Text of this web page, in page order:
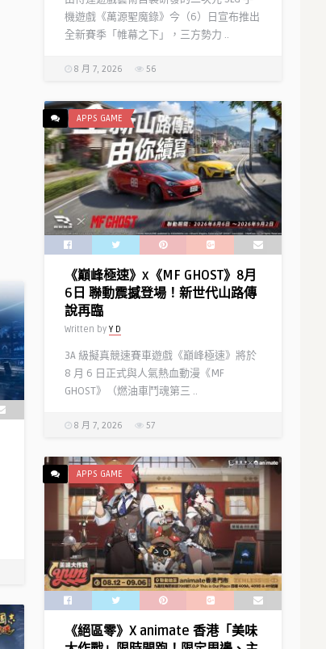
機遊戲《萬源聖魔錄》今（6）日宣布推出
全新賽季「帷幕之下」，三方勢力 ..
8 月 7, 2026 56
APPS GAME
《巔峰極速》x《MF GHOST》8月
6日 聯動震撼登場！新世代山路傳
說再臨
Written by Y D
3A 級擬真競速賽車遊戲《巔峰極速》將於
8 月 6 日正式與人氣熱血動漫《MF
GHOST》（燃油車鬥魂第三 ..
8 月 7, 2026 57
APPS GAME
《絕區零》X animate 香港「美味